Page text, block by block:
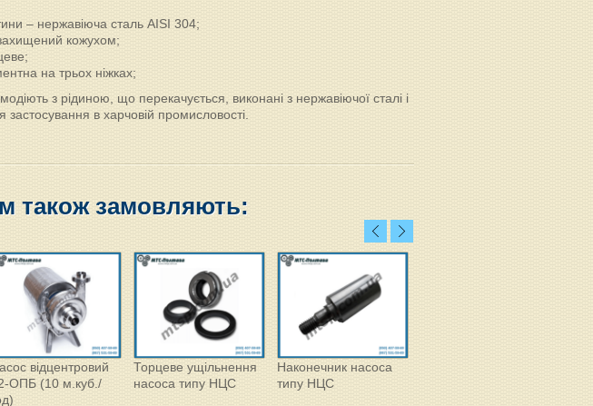
– нержавіюча сталь AISI 304;
кожухом;
на трьох ніжках;
з рідиною, що перекачується, виконані з нержавіючої сталі і
застосування в харчовій промисловості.
також замовляють:
відцентровий
ОПБ (10 м.куб./
Торцеве ущільнення
насоса типу НЦС
Наконечник насоса
типу НЦС